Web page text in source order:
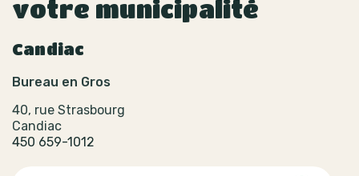
votre municipalité
Candiac
Bureau en Gros
40, rue Strasbourg
Candiac
450 659-1012